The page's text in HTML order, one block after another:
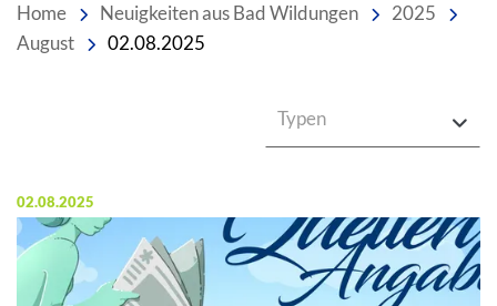
Home Neuigkeiten aus Bad Wildungen
2025
August
02.08.2025
Typen
Veröffentlicht am:
02.08.2025